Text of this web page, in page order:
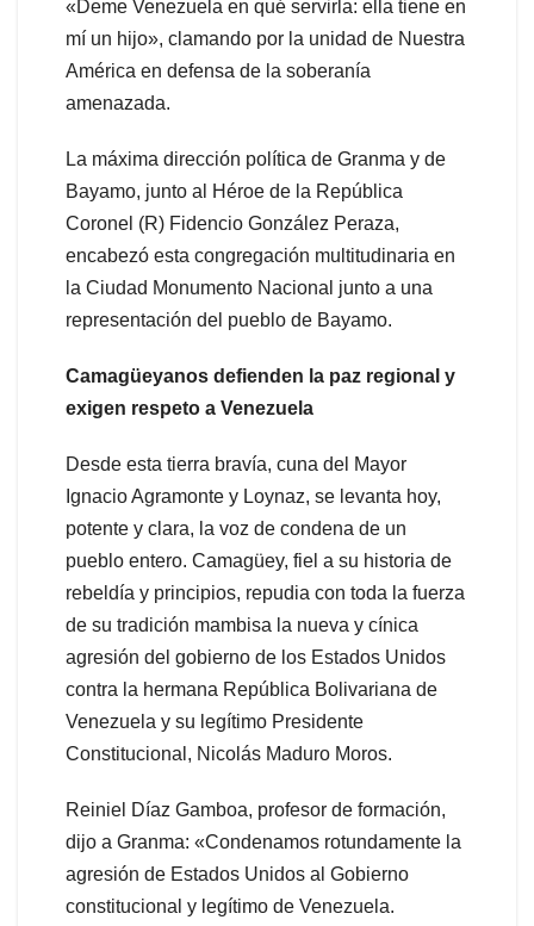
«Deme Venezuela en qué servirla: ella tiene en
mí un hijo», clamando por la unidad de Nuestra
América en defensa de la soberanía
amenazada.
La máxima dirección política de Granma y de
Bayamo, junto al Héroe de la República
Coronel (R) Fidencio González Peraza,
encabezó esta congregación multitudinaria en
la Ciudad Monumento Nacional junto a una
representación del pueblo de Bayamo.
Camagüeyanos defienden la paz regional y
exigen respeto a Venezuela
Desde esta tierra bravía, cuna del Mayor
Ignacio Agramonte y Loynaz, se levanta hoy,
potente y clara, la voz de condena de un
pueblo entero. Camagüey, fiel a su historia de
rebeldía y principios, repudia con toda la fuerza
de su tradición mambisa la nueva y cínica
agresión del gobierno de los Estados Unidos
contra la hermana República Bolivariana de
Venezuela y su legítimo Presidente
Constitucional, Nicolás Maduro Moros.
Reiniel Díaz Gamboa, profesor de formación,
dijo a Granma: «Condenamos rotundamente la
agresión de Estados Unidos al Gobierno
constitucional y legítimo de Venezuela.